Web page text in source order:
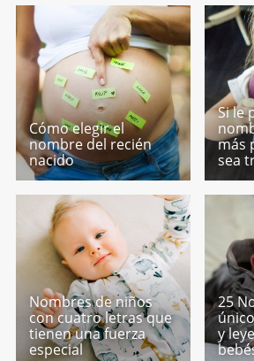
Cómo elegir el
nombre del recién
nacido
Si le
más
sea
Nombres de niños
con cuatro letras que
tienen una fuerza
especial
25
y